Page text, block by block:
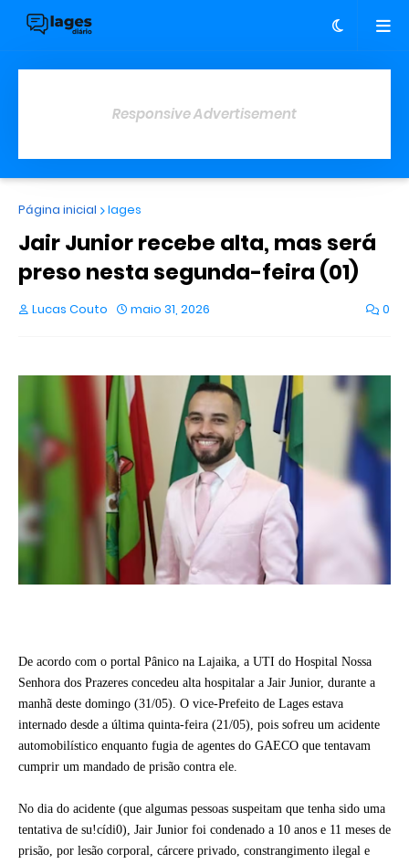
Responsive Advertisement
Página inicial lages
Jair Junior recebe alta, mas será
preso nesta segunda-feira (01)
Lucas Couto maio 31, 2026 0
De acordo com o portal Pânico na Lajaika, a UTI do Hospital Nossa
Senhora dos Prazeres concedeu alta hospitalar a Jair Junior, durante a
manhã deste domingo (31/05). O vice-Prefeito de Lages estava
internado desde a última quinta-feira (21/05), pois sofreu um acidente
automobilístico enquanto fugia de agentes do GAECO que tentavam
cumprir um mandado de prisão contra ele.
No dia do acidente (que algumas pessoas suspeitam que tenha sido uma
tentativa de su!cídi0), Jair Junior foi condenado a 10 anos e 11 meses de
prisão, por lesão corporal, cárcere privado, constrangimento ilegal e